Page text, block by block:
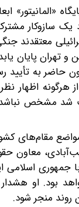
یک سازوکار
معتقدند
و تهران پایان
حاضر به
هرگونه اظهار
شد مشخص نباشد
مقام‌های
معاون
اسلامی
بود. او
روند منجر شود.